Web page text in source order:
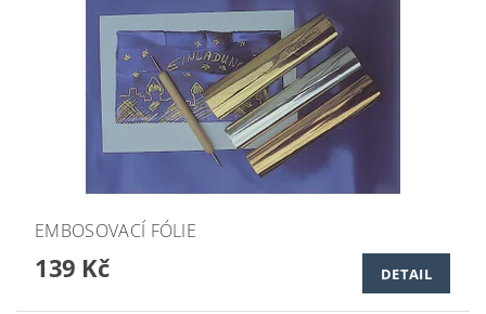
EMBOSOVACÍ FÓLIE
139 Kč DETAIL